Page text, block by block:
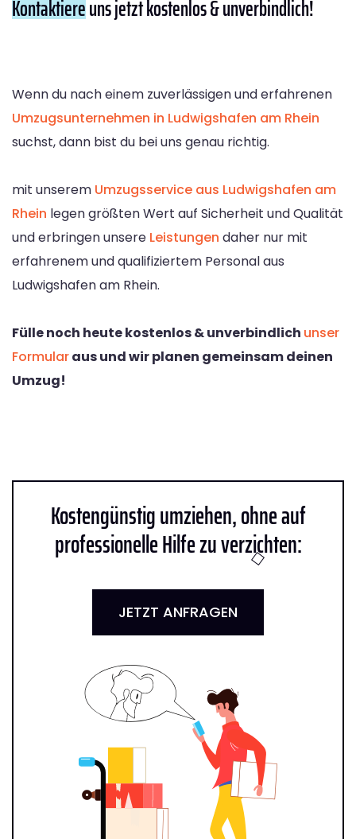
Kontaktiereuns jetzt kostenlos & unverbindlich!
Wenn du nach einem zuverlässigen und erfahrenen
Umzugsunternehmen in Ludwigshafen am Rhein
suchst, dann bist du bei uns genau richtig.
mit unserem Umzugsservice aus Ludwigshafen am
Rhein legen größten Wert auf Sicherheit und Qualität
und erbringen unsere Leistungen daher nur mit
erfahrenem und qualifiziertem Personal aus
Ludwigshafen am Rhein.
Fülle noch heute kostenlos & unverbindlich unser
Formularaus und wir planen gemeinsam deinen
Umzug!
Kostengünstig umziehen, ohne auf
professionelle Hilfe zu verzichten:
JETZT ANFRAGEN